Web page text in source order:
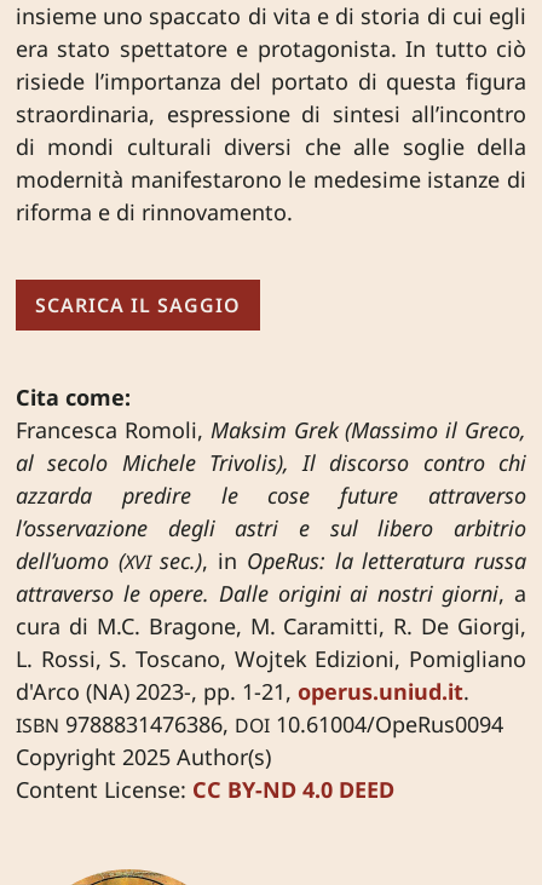
insieme uno spaccato di vita e di storia di cui egli
era stato spettatore e protagonista. In tutto ciò
risiede l’importanza del portato di questa figura
straordinaria, espressione di sintesi all’incontro
di mondi culturali diversi che alle soglie della
modernità manifestarono le medesime istanze di
riforma e di rinnovamento.
SCARICA IL SAGGIO
Cita come:
Francesca Romoli, Maksim Grek (Massimo il Greco,
al secolo Michele Trivolis), Il discorso contro chi
azzarda predire le cose future attraverso
l’osservazione degli astri e sul libero arbitrio
dell’uomo (XVIsec.), in OpeRus: la letteratura russa
attraverso le opere. Dalle origini ai nostri giorni, a
cura di M.C. Bragone, M. Caramitti, R. De Giorgi,
L. Rossi, S. Toscano, Wojtek Edizioni, Pomigliano
d'Arco (NA) 2023-, pp. 1-21, operus.uniud.it.
ISBN 9788831476386, DOI 10.61004/OpeRus0094
Copyright 2025 Author(s)
Content License: CC BY-ND 4.0 DEED